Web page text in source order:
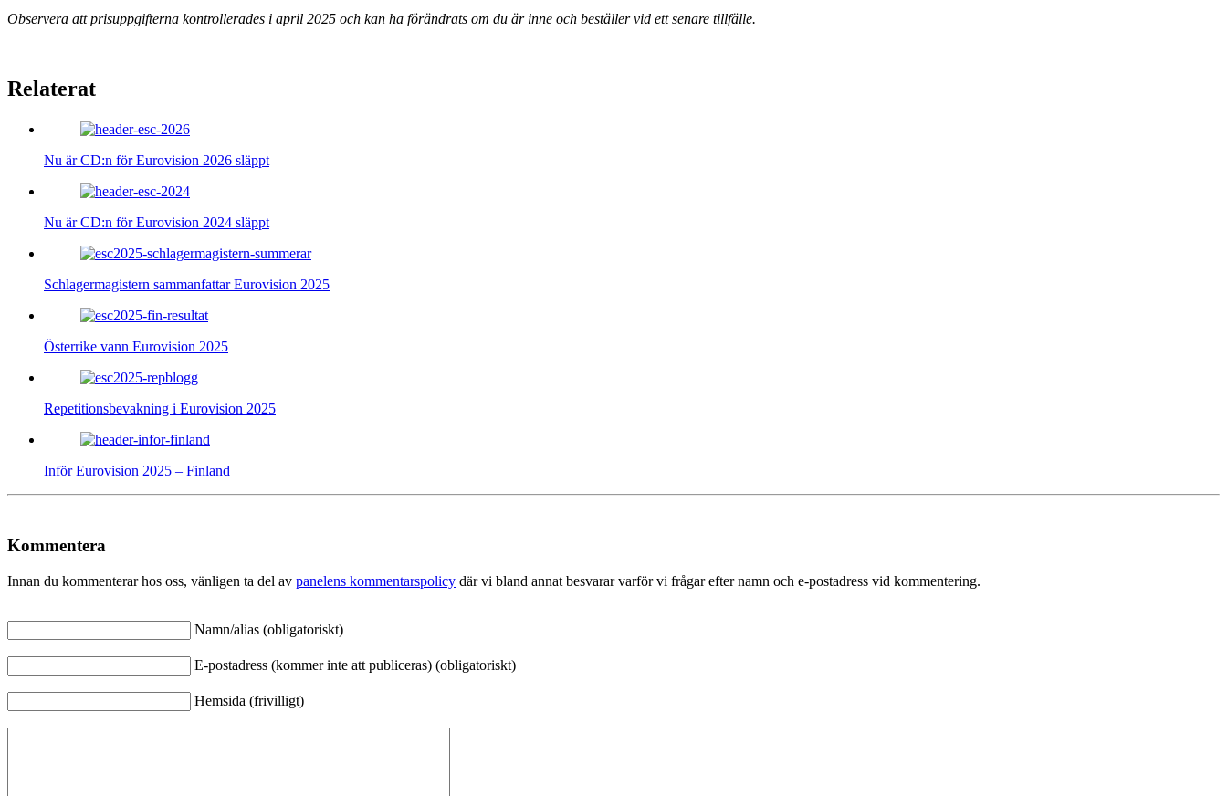
Observera att prisuppgifterna kontrollerades i april 2025 och kan ha förändrats om du är inne och beställer vid ett senare tillfälle.
Relaterat
Nu är CD:n för Eurovision 2026 släppt
Nu är CD:n för Eurovision 2024 släppt
Schlagermagistern sammanfattar Eurovision 2025
Österrike vann Eurovision 2025
Repetitionsbevakning i Eurovision 2025
Inför Eurovision 2025 – Finland
Kommentera
Innan du kommenterar hos oss, vänligen ta del av panelens kommentarspolicy där vi bland annat besvarar varför vi frågar efter namn och e-postadress vid kommentering.
Namn/alias (obligatoriskt)
E-postadress (kommer inte att publiceras) (obligatoriskt)
Hemsida (frivilligt)